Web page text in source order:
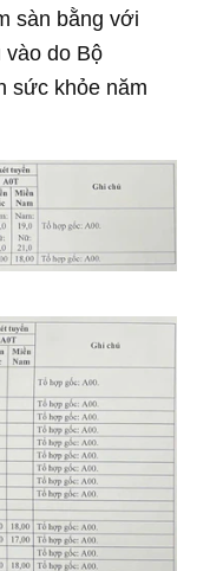
sàn bằng với
do Bộ
sức khỏe năm